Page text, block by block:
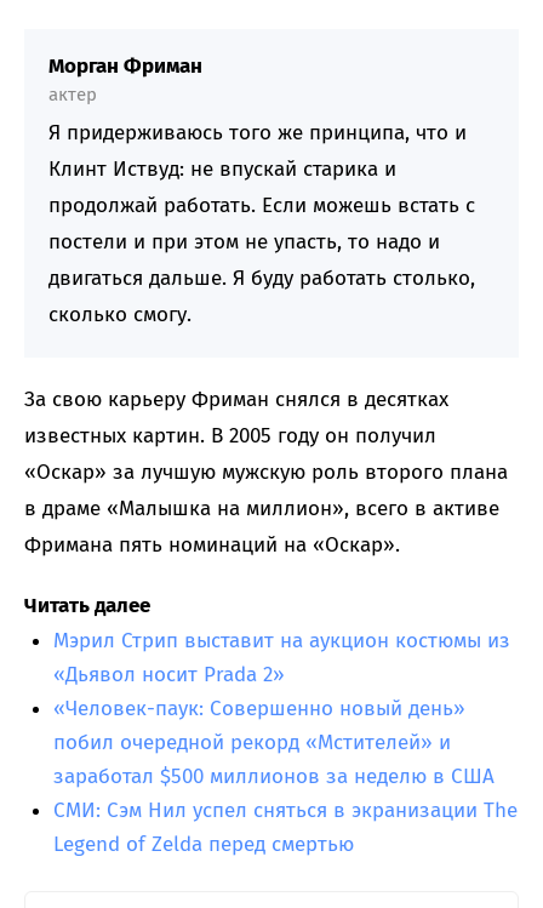
Морган Фриман
актер
Я придерживаюсь того же принципа, что и
Клинт Иствуд: не впускай старика и
продолжай работать. Если можешь встать с
постели и при этом не упасть, то надо и
двигаться дальше. Я буду работать столько,
сколько смогу.
За свою карьеру Фриман снялся в десятках
известных картин. В 2005 году он получил
«Оскар» за лучшую мужскую роль второго плана
в драме «Малышка на миллион», всего в активе
Фримана пять номинаций на «Оскар».
Читать далее
Мэрил Стрип выставит на аукцион костюмы из
«Дьявол носит Prada 2»
«Человек-паук: Совершенно новый день»
побил очередной рекорд «Мстителей» и
заработал $500 миллионов за неделю в США
СМИ: Сэм Нил успел сняться в экранизации The
Legend of Zelda перед смертью